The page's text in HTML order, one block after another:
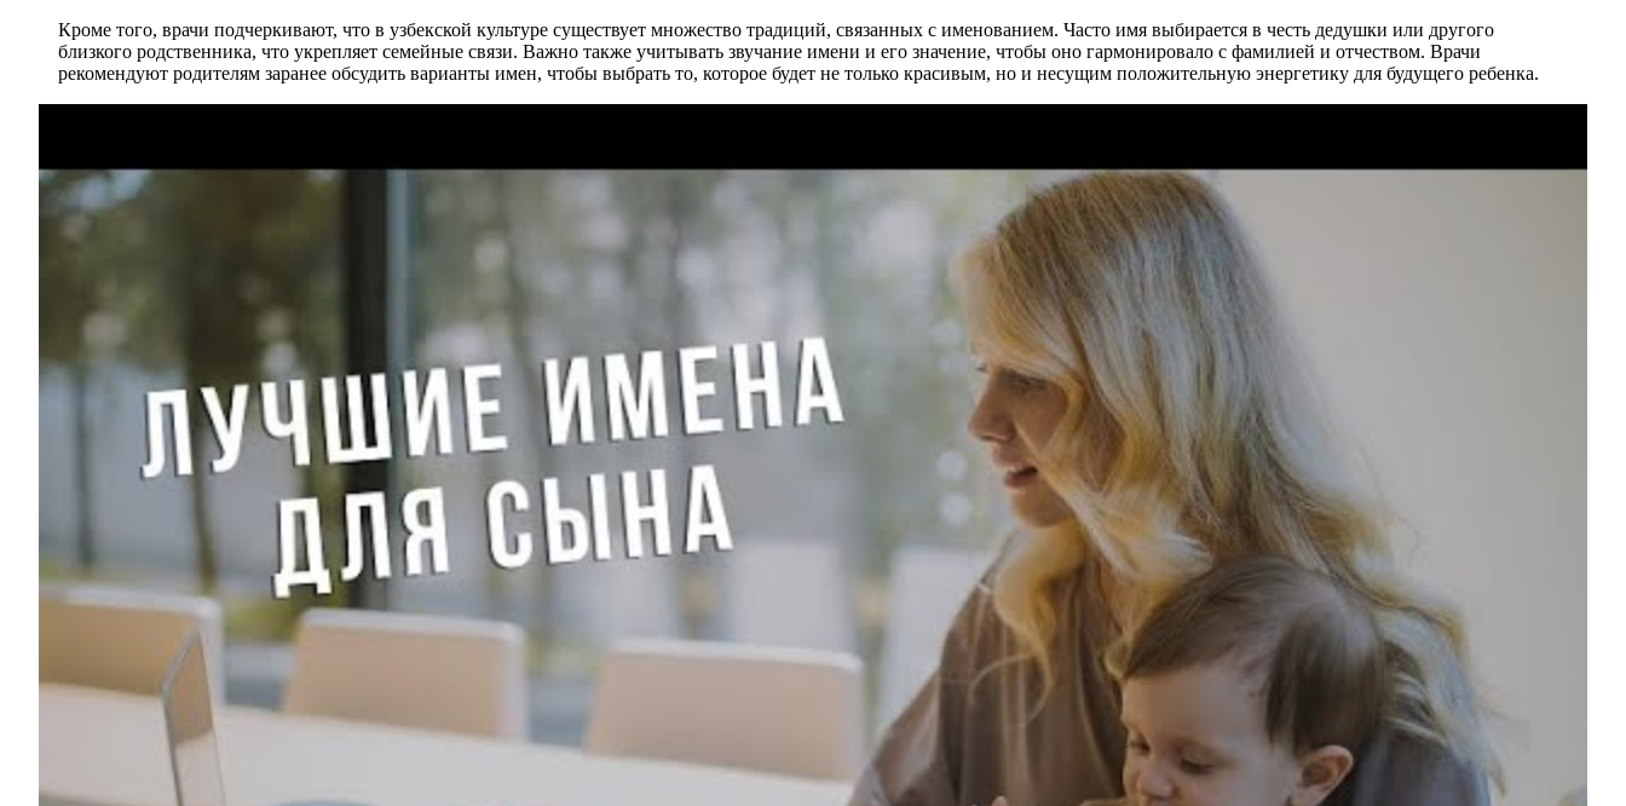
Кроме того, врачи подчеркивают, что в узбекской культуре существует множество традиций, связанных с именованием. Часто имя выбирается в честь дедушки или другого
близкого родственника, что укрепляет семейные связи. Важно также учитывать звучание имени и его значение, чтобы оно гармонировало с фамилией и отчеством. Врачи
рекомендуют родителям заранее обсудить варианты имен, чтобы выбрать то, которое будет не только красивым, но и несущим положительную энергетику для будущего ребенка.